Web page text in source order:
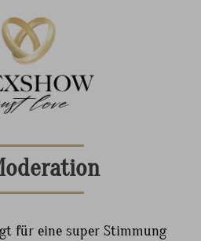
eine super Stimmung